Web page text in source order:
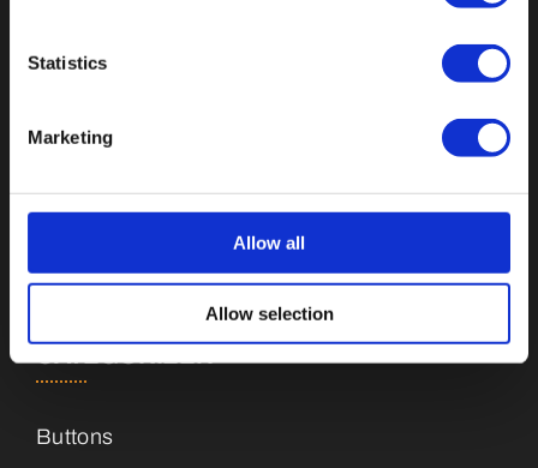
Statistics
Marketing
Allow all
Allow selection
Botnische Golf 9a, 3446CN Woerden
+31 (0)34 8407 089
Buttons